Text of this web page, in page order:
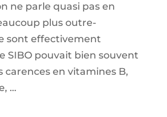
ne parle quasi pas en
plus outre-
sont effectivement
SIBO pouvait bien souvent
carences en vitamines B,
…